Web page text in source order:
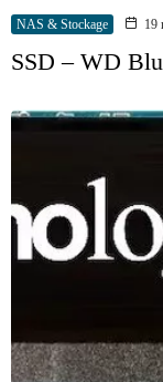
NAS & Stockage 19
SSD – WD